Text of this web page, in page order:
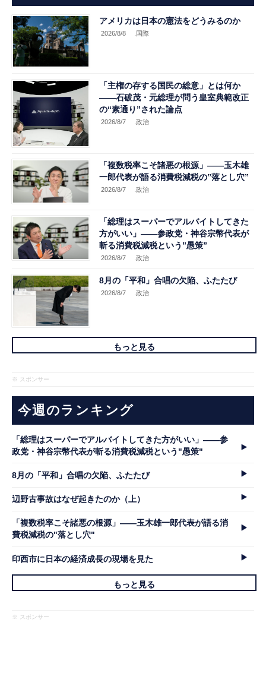
アメリカは日本の憲法をどうみるのか
2026/8/8 .国際
「主権の存する国民の総意」とは何か
――石破茂・元総理が問う皇室典範改正
の“素通り”された論点
2026/8/7 .政治
「複数税率こそ諸悪の根源」――玉木雄
一郎代表が語る消費税減税の”落とし穴”
2026/8/7 .政治
「総理はスーパーでアルバイトしてきた
方がいい」――参政党・神谷宗幣代表が
斬る消費税減税という”愚策”
2026/8/7 .政治
8月の「平和」合唱の欠陥、ふたたび
2026/8/7 .政治
もっと見る
※ スポンサー
今週のランキング
「総理はスーパーでアルバイトしてきた方がいい」――参
政党・神谷宗幣代表が斬る消費税減税という"愚策"
8月の「平和」合唱の欠陥、ふたたび
辺野古事故はなぜ起きたのか（上）
「複数税率こそ諸悪の根源」――玉木雄一郎代表が語る消
費税減税の"落とし穴"
印西市に日本の経済成長の現場を見た
もっと見る
※ スポンサー